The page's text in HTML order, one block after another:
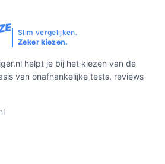
Slim vergelijken.
Zeker kiezen.
helpt je bij het kiezen van de
van onafhankelijke tests, reviews